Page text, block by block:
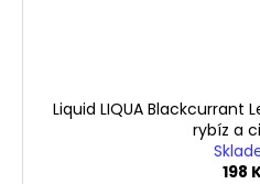
Liquid LIQUA
rybíz a
198